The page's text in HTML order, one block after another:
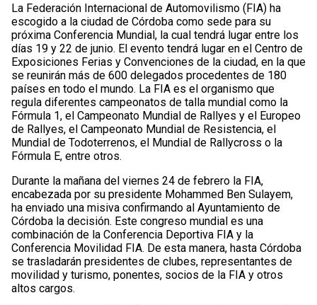
La Federación Internacional de Automovilismo (FIA) ha
escogido a la ciudad de Córdoba como sede para su
próxima Conferencia Mundial, la cual tendrá lugar entre los
días 19 y 22 de junio. El evento tendrá lugar en el Centro de
Exposiciones Ferias y Convenciones de la ciudad, en la que
se reunirán más de 600 delegados procedentes de 180
países en todo el mundo. La FIA es el organismo que
regula diferentes campeonatos de talla mundial como la
Fórmula 1, el Campeonato Mundial de Rallyes y el Europeo
de Rallyes, el Campeonato Mundial de Resistencia, el
Mundial de Todoterrenos, el Mundial de Rallycross o la
Fórmula E, entre otros.
Durante la mañana del viernes 24 de febrero la FIA,
encabezada por su presidente Mohammed Ben Sulayem,
ha enviado una misiva confirmando al Ayuntamiento de
Córdoba la decisión. Este congreso mundial es una
combinación de la Conferencia Deportiva FIA y la
Conferencia Movilidad FIA. De esta manera, hasta Córdoba
se trasladarán presidentes de clubes, representantes de
movilidad y turismo, ponentes, socios de la FIA y otros
altos cargos.